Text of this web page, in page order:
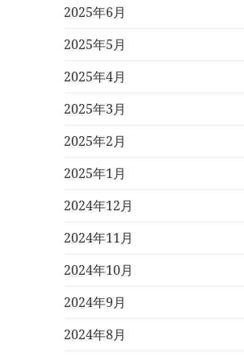
2025年6月
2025年5月
2025年4月
2025年3月
2025年2月
2025年1月
2024年12月
2024年11月
2024年10月
2024年9月
2024年8月